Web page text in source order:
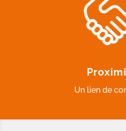
Un lien de